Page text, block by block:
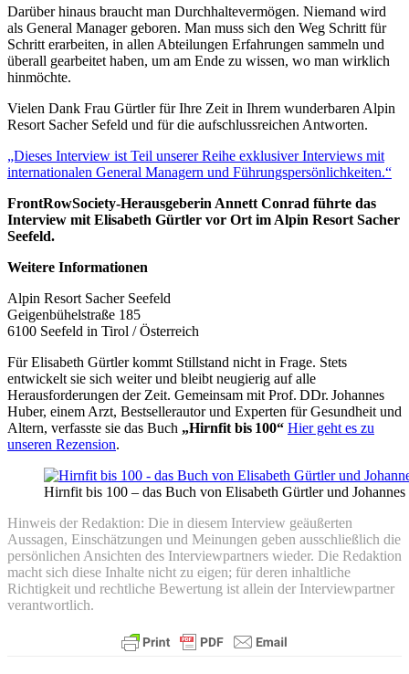
Darüber hinaus braucht man Durchhaltevermögen. Niemand wird
als General Manager geboren. Man muss sich den Weg Schritt für
Schritt erarbeiten, in allen Abteilungen Erfahrungen sammeln und
überall gearbeitet haben, um am Ende zu wissen, wo man wirklich
hinmöchte.
Vielen Dank Frau Gürtler für Ihre Zeit in Ihrem wunderbaren Alpin
Resort Sacher Sefeld und für die aufschlussreichen Antworten.
„Dieses Interview ist Teil unserer Reihe exklusiver Interviews mit
internationalen General Managern und Führungspersönlichkeiten.“
FrontRowSociety-Herausgeberin Annett Conrad führte das
Interview mit Elisabeth Gürtler vor Ort im Alpin Resort Sacher
Seefeld.
Weitere Informationen
Alpin Resort Sacher Seefeld
Geigenbühelstraße 185
6100 Seefeld in Tirol / Österreich
Für Elisabeth Gürtler kommt Stillstand nicht in Frage. Stets
entwickelt sie sich weiter und bleibt neugierig auf alle
Herausforderungen der Zeit. Gemeinsam mit Prof. DDr. Johannes
Huber, einem Arzt, Bestsellerautor und Experten für Gesundheit und
Altern, verfasste sie das Buch „Hirnfit bis 100“ Hier geht es zu
unseren Rezension.
Hirnfit bis 100 – das Buch von Elisabeth Gürtler und
Hinweis der Redaktion: Die in diesem Interview geäußerten
Aussagen, Einschätzungen und Meinungen geben ausschließlich die
persönlichen Ansichten des Interviewpartners wieder. Die Redaktion
macht sich diese Inhalte nicht zu eigen; für deren inhaltliche
Richtigkeit und rechtliche Bewertung ist allein der Interviewpartner
verantwortlich.